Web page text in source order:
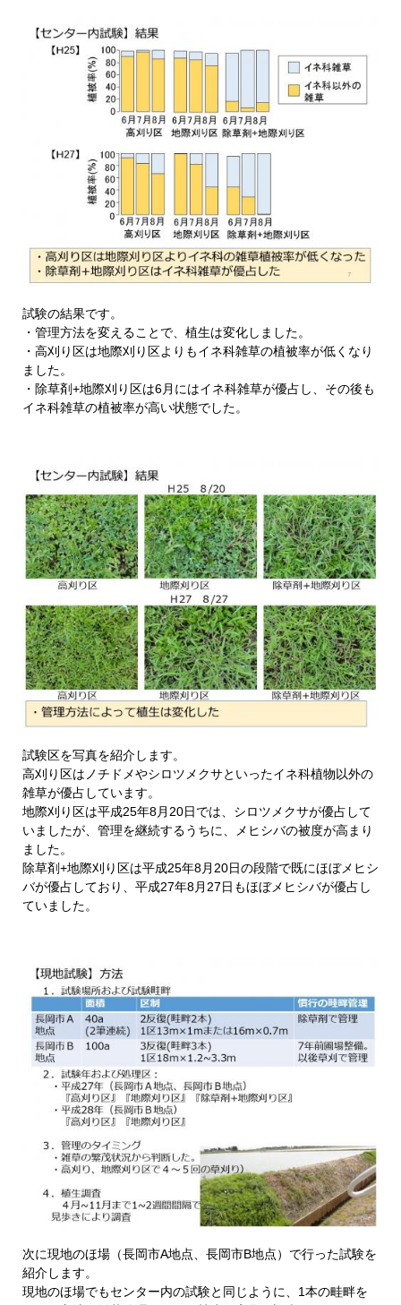
試験の結果です。
・管理方法を変えることで、植生は変化しました。
・高刈り区は地際刈り区よりもイネ科雑草の植被率が低くなり
ました。
・除草剤+地際刈り区は6月にはイネ科雑草が優占し、その後も
イネ科雑草の植被率が高い状態でした。
試験区を写真を紹介します。
高刈り区はノチドメやシロツメクサといったイネ科植物以外の
雑草が優占しています。
地際刈り区は平成25年8月20日では、シロツメクサが優占して
いましたが、管理を継続するうちに、メヒシバの被度が高まり
ました。
除草剤+地際刈り区は平成25年8月20日の段階で既にほぼメヒシ
バが優占しており、平成27年8月27日もほぼメヒシバが優占し
ていました。
次に現地のほ場（長岡市A地点、長岡市B地点）で行った試験を
紹介します。
現地のほ場でもセンター内の試験と同じように、1本の畦畔を